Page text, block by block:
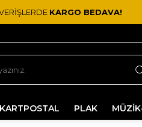
KARGO BEDAVA!
KARTPOSTAL PLAK